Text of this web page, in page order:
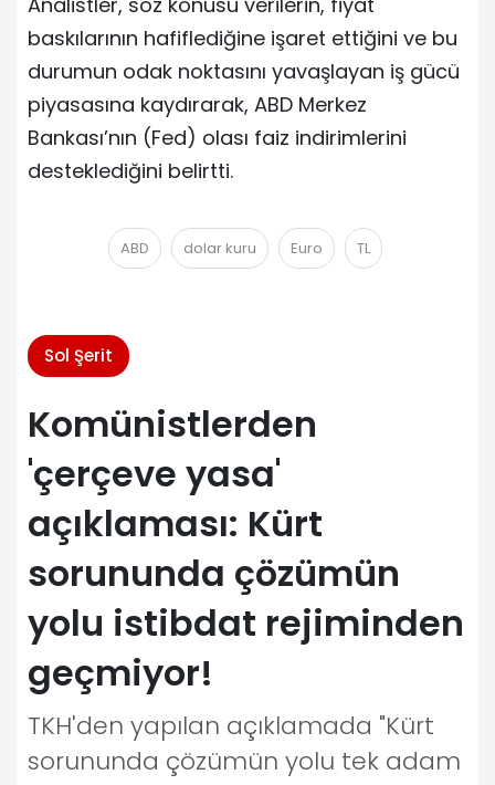
baskılarının hafiflediğine işaret ettiğini ve bu
durumun odak noktasını yavaşlayan iş gücü
piyasasına kaydırarak, ABD Merkez
Bankası’nın (Fed) olası faiz indirimlerini
desteklediğini belirtti.
ABD dolar kuru Euro TL
Sol Şerit
Komünistlerden
'çerçeve yasa'
açıklaması: Kürt
sorununda çözümün
yolu istibdat rejiminden
geçmiyor!
TKH'den yapılan açıklamada "Kürt
sorununda çözümün yolu tek adam